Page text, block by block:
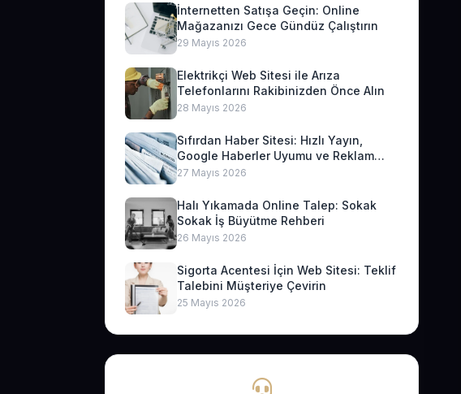
İnternetten Satışa Geçin: Online
Mağazanızı Gece Gündüz Çalıştırın
29 Mayıs 2026
Elektrikçi Web Sitesi ile Arıza
Telefonlarını Rakibinizden Önce Alın
28 Mayıs 2026
Sıfırdan Haber Sitesi: Hızlı Yayın,
Google Haberler Uyumu ve Reklam
Geliri
27 Mayıs 2026
Halı Yıkamada Online Talep: Sokak
Sokak İş Büyütme Rehberi
26 Mayıs 2026
Sigorta Acentesi İçin Web Sitesi: Teklif
Talebini Müşteriye Çevirin
25 Mayıs 2026